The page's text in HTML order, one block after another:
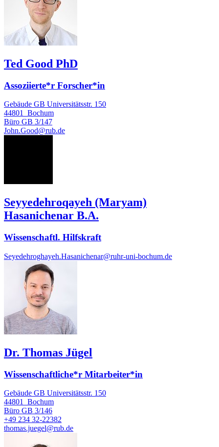
Ted Good PhD
Assoziierte*r Forscher*in
Gebäude GB Universitätsstr. 150
44801
Bochum
Büro GB 3/147
John.Good@rub.de
Seyyedehroqayeh (Maryam)
Hasanichenar B.A.
Wissenschaftl. Hilfskraft
Seyedehroghayeh.Hasanichenar@ruhr-uni-bochum.de
Dr. Thomas Jügel
Wissenschaftliche*r Mitarbeiter*in
Gebäude GB Universitätsstr. 150
44801
Bochum
Büro GB 3/146
+49 234 32-22382
thomas.juegel@rub.de